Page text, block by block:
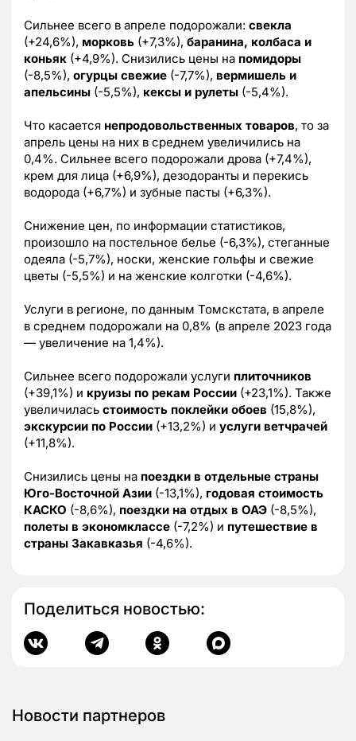
Сильнее всего в апреле подорожали: свекла
(+24,6%), морковь (+7,3%), баранина, колбаса и
коньяк (+4,9%). Снизились цены на помидоры
(-8,5%), огурцы свежие (-7,7%), вермишель и
апельсины (-5,5%), кексы и рулеты (-5,4%).
Что касается непродовольственных товаров, то за
апрель цены на них в среднем увеличились на
0,4%. Сильнее всего подорожали дрова (+7,4%),
крем для лица (+6,9%), дезодоранты и перекись
водорода (+6,7%) и зубные пасты (+6,3%).
Снижение цен, по информации статистиков,
произошло на постельное белье (-6,3%), стеганные
одеяла (-5,7%), носки, женские гольфы и свежие
цветы (-5,5%) и на женские колготки (-4,6%).
Услуги в регионе, по данным Томскстата, в апреле
в среднем подорожали на 0,8% (в апреле 2023 года
— увеличение на 1,4%).
Сильнее всего подорожали услуги плиточников
(+39,1%) и круизы по рекам России (+23,1%). Также
увеличилась стоимость поклейки обоев (15,8%),
экскурсии по России (+13,2%) и услуги ветчрачей
(+11,8%).
Снизились цены на поездки в отдельные страны
Юго-Восточной Азии (-13,1%), годовая стоимость
КАСКО (-8,6%), поездки на отдых в ОАЭ (-8,5%),
полеты в экономклассе (-7,2%) и путешествие в
страны Закавказья (-4,6%).
Поделиться новостью:
Новости партнеров